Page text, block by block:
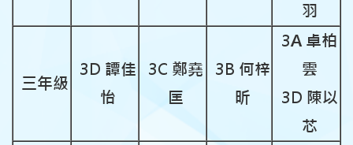
羽
三年級
3D 譚佳
怡
3C 鄭堯
匡
3B 何梓
昕
3A 卓柏
雲
3D 陳以
芯